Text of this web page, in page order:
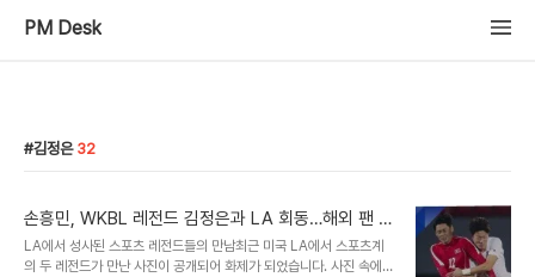
PM Desk
김정은 32
손흥민, WKBL 레전드 김정은과 LA 회동…해외 팬 궁
금증 증폭!
LA에서 성사된 스포츠 레전드들의 만남최근 미국 LA에서 스포츠계
의 두 레전드가 만난 사진이 공개되어 화제가 되었습니다. 사진 속에는